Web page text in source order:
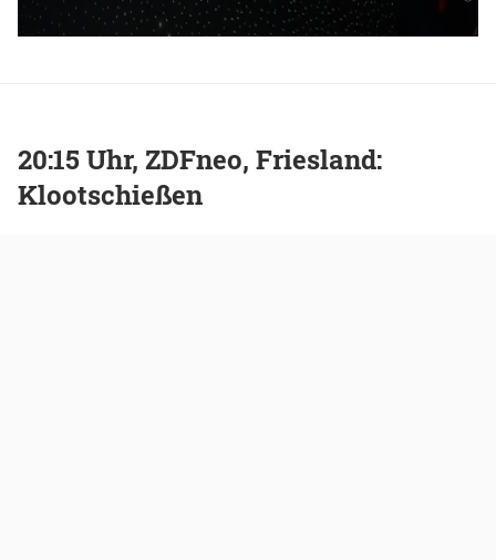
20:15 Uhr, ZDFneo, Friesland:
Klootschießen